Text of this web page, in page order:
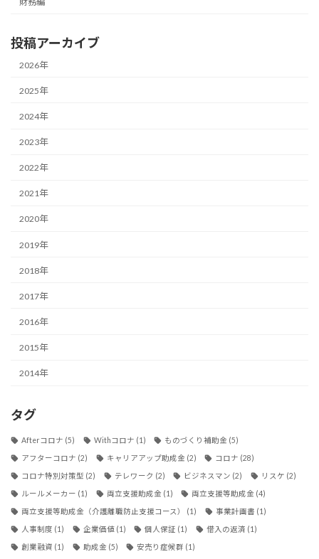
投稿アーカイブ
2026年
2025年
2024年
2023年
2022年
2021年
2020年
2019年
2018年
2017年
2016年
2015年
2014年
タグ
Afterコロナ (5) Withコロナ (1) ものづくり補助金 (5)
アフターコロナ (2) キャリアアップ助成金 (2) コロナ (28)
コロナ特別対策型 (2) テレワーク (2) ビジネスマン (2) リスケ (2)
ルールメーカー (1) 両立支援助成金 (1) 両立支援等助成金 (4)
両立支援等助成金（介護離職防止支援コース） (1) 事業計画書 (1)
人事制度 (1) 企業価値(1) 個人保証 (1) 借入の返済 (1)
創業融資 (1) 助成金 (5) 安売り症候群 (1)